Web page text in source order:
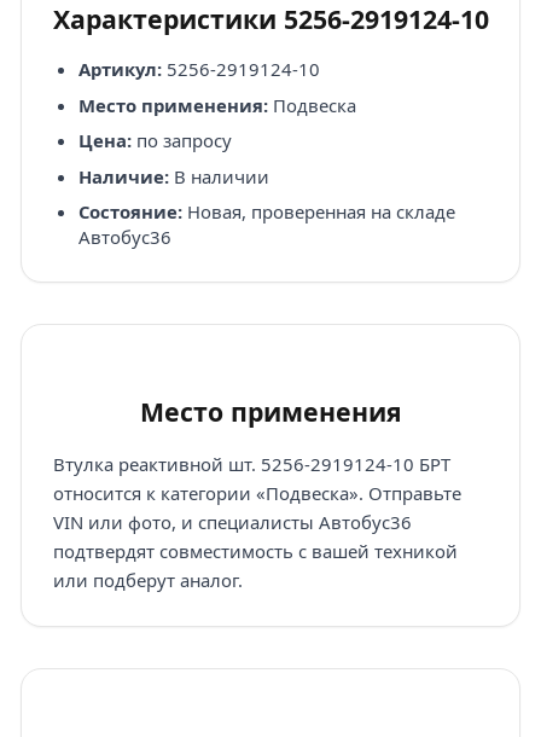
Характеристики 5256-2919124-10
Артикул:5256-2919124-10
Место применения:Подвеска
Цена:по запросу
Наличие:В наличии
Состояние:Новая, проверенная на складе
Автобус36
Место применения
Втулка реактивной шт. 5256-2919124-10 БРТ
относится к категории «Подвеска». Отправьте
VIN или фото, и специалисты Автобус36
подтвердят совместимость с вашей техникой
или подберут аналог.